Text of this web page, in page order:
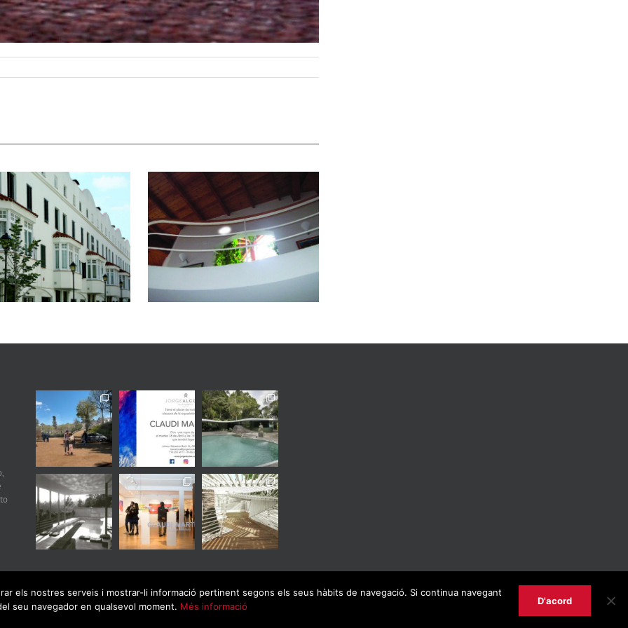
La casa de los cinco
elementos y la luna
| Aviso legal| Política de cookies
els nostres serveis i mostrar-li informació pertinent segons els seus hàbits de navegació. Si continua navegant
seu navegador en qualsevol moment. Més informació D'acord